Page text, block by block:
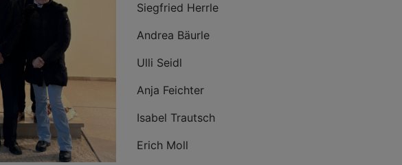
Siegfried Herrle
Andrea Bäurle
Ulli Seidl
Anja Feichter
Isabel Trautsch
Erich Moll